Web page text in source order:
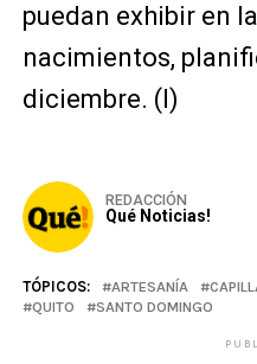
puedan exhibir en
nacimientos,
diciembre. (I)
REDACCIÓN
Qué Noticias!
TÓPICOS: ARTESANÍA
QUITO
SANTO DOMINGO